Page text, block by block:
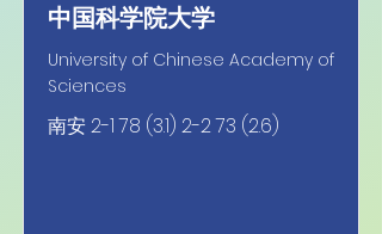
中国科学院大学
University of Chinese Academy of
Sciences
南安2-1 78 (3.1) 2-2 73 (2.6)